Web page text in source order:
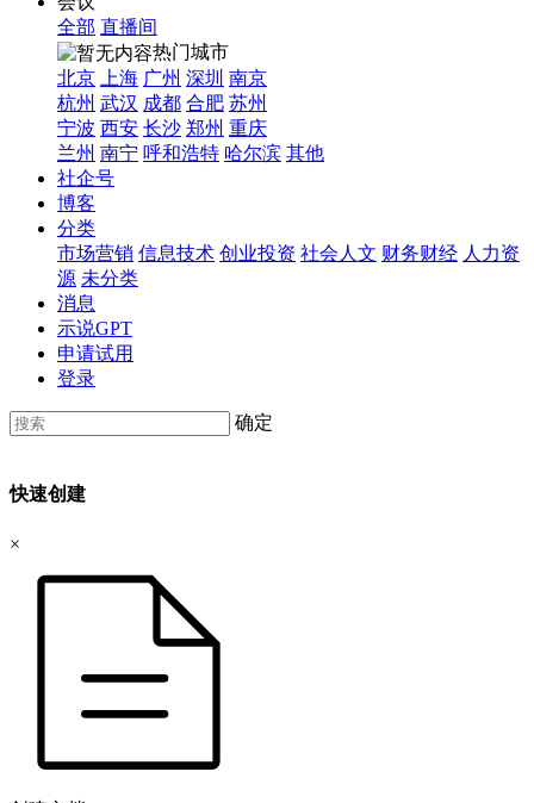
全部 直播间
热门城市
北京
上海 广州 深圳 南京
杭州 武汉 成都 合肥 苏州
宁波 西安 长沙 郑州 重庆
兰州 南宁 呼和浩特 哈尔滨 其他
社企号
博客
分类
市场营销 信息技术 创业投资 社会人文 财务财经 人力资
源 未分类
消息
示说GPT
申请试用
登录
确定
快速创建
×